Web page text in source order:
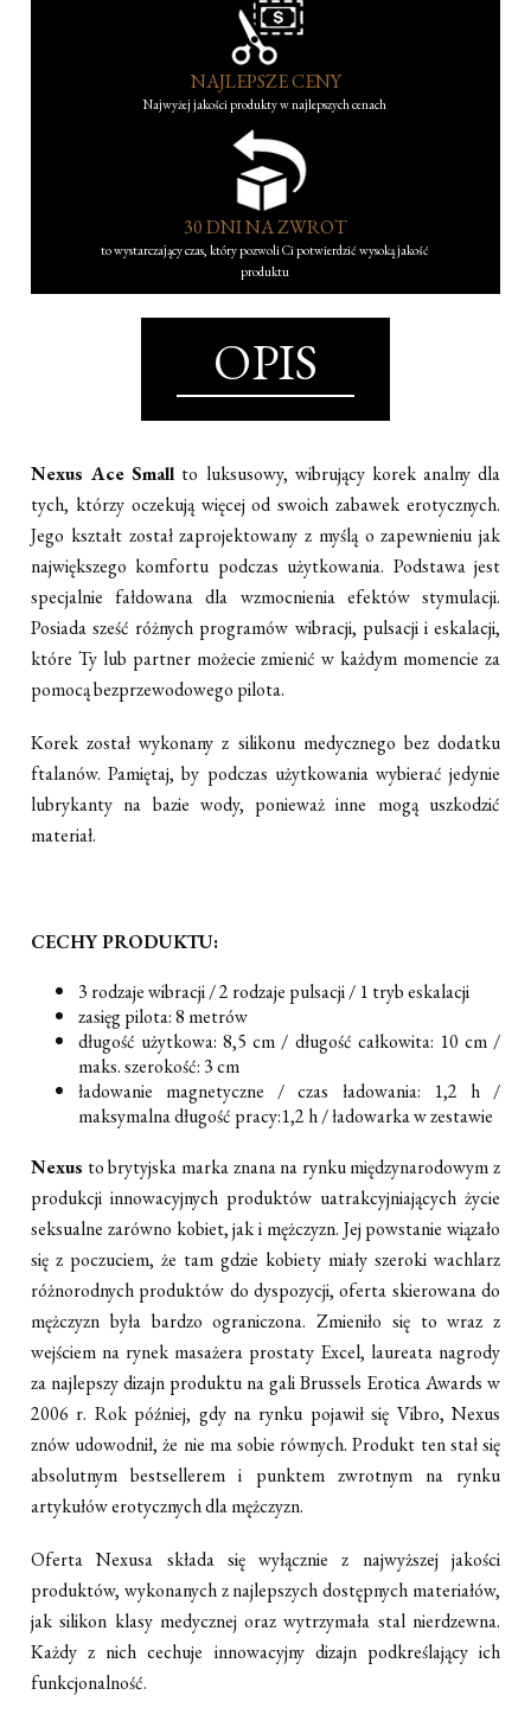
NAJLEPSZE CENY
Najwyżej jakości produkty w najlepszych cenach
30 DNI NA ZWROT
to wystarczający czas, który pozwoli Ci potwierdzić wysoką jakość
produktu
OPIS
Nexus Ace Small to luksusowy, wibrujący korek analny dla
tych, którzy oczekują więcej od swoich zabawek erotycznych.
Jego kształt został zaprojektowany z myślą o zapewnieniu jak
największego komfortu podczas użytkowania. Podstawa jest
specjalnie fałdowana dla wzmocnienia efektów stymulacji.
Posiada sześć różnych programów wibracji, pulsacji i eskalacji,
które Ty lub partner możecie zmienić w każdym momencie za
pomocą bezprzewodowego pilota.
Korek został wykonany z silikonu medycznego bez dodatku
ftalanów. Pamiętaj, by podczas użytkowania wybierać jedynie
lubrykanty na bazie wody, ponieważ inne mogą uszkodzić
materiał.
CECHY PRODUKTU:
3 rodzaje wibracji / 2 rodzaje pulsacji / 1 tryb eskalacji
zasięg pilota: 8 metrów
długość użytkowa: 8,5 cm / długość całkowita: 10 cm /
maks. szerokość: 3 cm
ładowanie magnetyczne / czas ładowania: 1,2 h /
maksymalna długość pracy:1,2 h / ładowarka w zestawie
Nexus to brytyjska marka znana na rynku międzynarodowym z
produkcji innowacyjnych produktów uatrakcyjniających życie
seksualne zarówno kobiet, jak i mężczyzn. Jej powstanie wiązało
się z poczuciem, że tam gdzie kobiety miały szeroki wachlarz
różnorodnych produktów do dyspozycji, oferta skierowana do
mężczyzn była bardzo ograniczona. Zmieniło się to wraz z
wejściem na rynek masażera prostaty Excel, laureata nagrody
za najlepszy dizajn produktu na gali Brussels Erotica Awards w
2006 r. Rok później, gdy na rynku pojawił się Vibro, Nexus
znów udowodnił, że nie ma sobie równych. Produkt ten stał się
absolutnym bestsellerem i punktem zwrotnym na rynku
artykułów erotycznych dla mężczyzn.
Oferta Nexusa składa się wyłącznie z najwyższej jakości
produktów, wykonanych z najlepszych dostępnych materiałów,
jak silikon klasy medycznej oraz wytrzymała stal nierdzewna.
Każdy z nich cechuje innowacyjny dizajn podkreślający ich
funkcjonalność.